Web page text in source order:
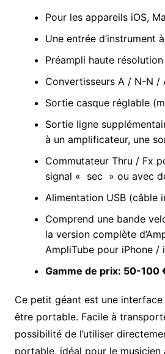
Pour les appareils iOS,
Une entrée d’instrument
Préampli haute
Convertisseurs A / N-N
Sortie casque réglable
Sortie ligne
à un amplificateur, une
Commutateur Thru / Fx
signal « sec » ou avec
Alimentation USB (câble
Comprend une bande
la version complète
AmpliTube pour iPhone /
Gamme de prix: 50-100
Ce petit géant est une
être portable. Facile à
possibilité de l’utiliser
portable, idéal pour le musicien